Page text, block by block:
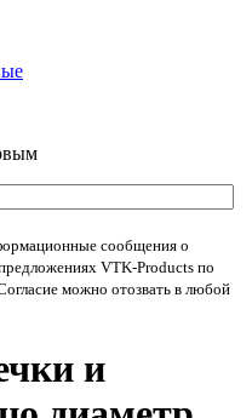
сообщения о
VTK-Products по
можно отозвать в любой
и